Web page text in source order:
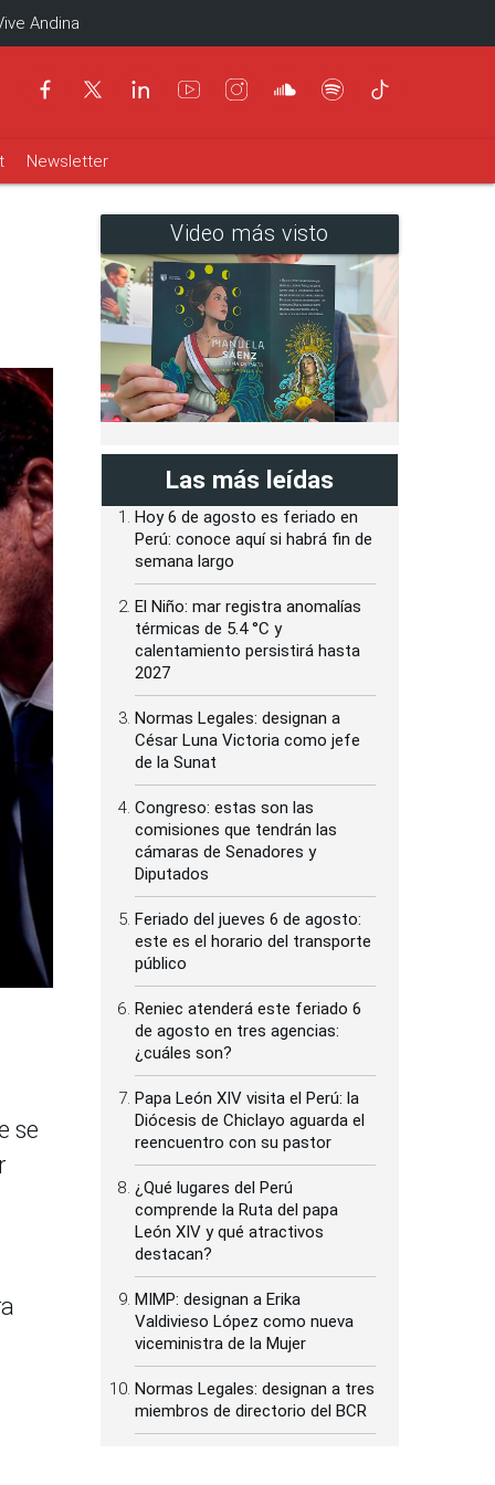
Andina
Newsletter
se
Video más visto
Las más leídas
Hoy 6 de agosto es feriado en
Perú: conoce aquí si habrá fin de
semana largo
El Niño: mar registra anomalías
térmicas de 5.4 °C y
calentamiento persistirá hasta
2027
Normas Legales: designan a
César Luna Victoria como jefe
de la Sunat
Congreso: estas son las
comisiones que tendrán las
cámaras de Senadores y
Diputados
Feriado del jueves 6 de agosto:
este es el horario del transporte
público
Reniec atenderá este feriado 6
de agosto en tres agencias:
¿cuáles son?
Papa León XIV visita el Perú: la
Diócesis de Chiclayo aguarda el
reencuentro con su pastor
¿Qué lugares del Perú
comprende la Ruta del papa
León XIV y qué atractivos
destacan?
MIMP: designan a Erika
Valdivieso López como nueva
viceministra de la Mujer
Normas Legales: designan a tres
miembros de directorio del BCR